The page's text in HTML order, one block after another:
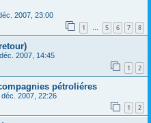
2007, 23:00
1 … 5 6 7 8
2007, 14:45
1 2
pétroliéres
déc. 2007, 22:26
1 2